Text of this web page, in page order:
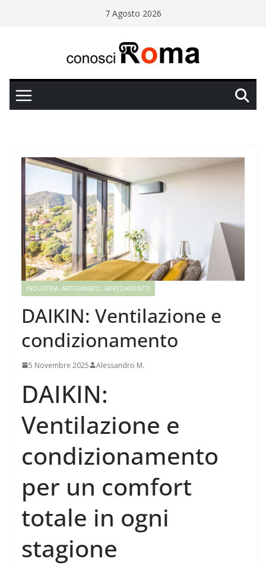
7 Agosto 2026
INDUSTRIA, ARTIGIANATO, ARREDAMENTO
DAIKIN: Ventilazione e
condizionamento
5 Novembre 2025 Alessandro M.
DAIKIN:
Ventilazione e
condizionamento
per un comfort
totale in ogni
stagione